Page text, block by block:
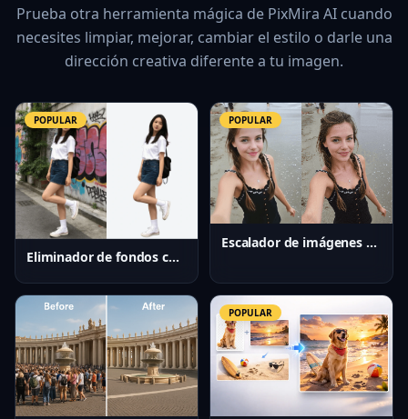
Prueba otra herramienta mágica de PixMira AI cuando
necesites limpiar, mejorar, cambiar el estilo o darle una
dirección creativa diferente a tu imagen.
POPULAR
Eliminador de fondos con IA
POPULAR
Escalador de imágenes con IA
POPULAR